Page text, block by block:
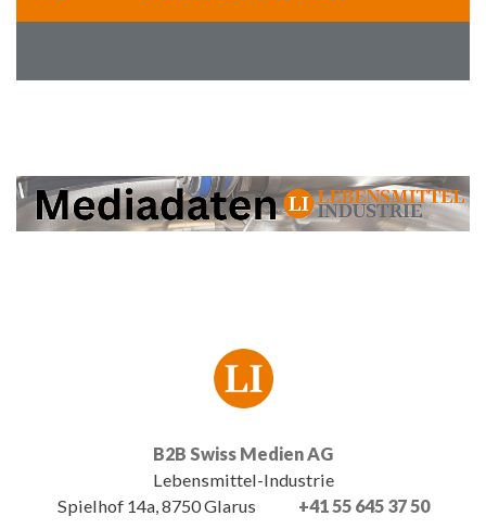
B2B Swiss Medien AG
Lebensmittel-Industrie
Spielhof 14a, 8750 Glarus
+41 55 645 37 50